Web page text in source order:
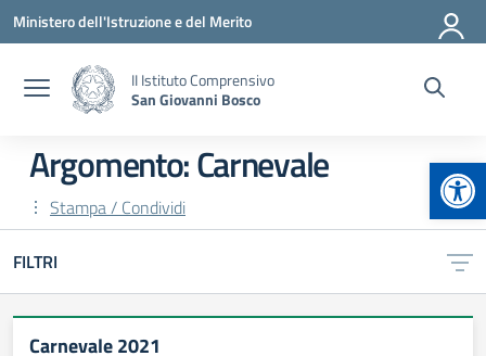
Vai ai contenuti
Vai al menu di navigazione
Vai al footer
Ministero dell'Istruzione e del Merito
II Istituto Comprensivo
San Giovanni Bosco
Argomento: Carnevale
Stampa / Condividi
FILTRI
Carnevale 2021